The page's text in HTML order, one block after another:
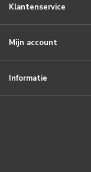
Klantenservice
Mijn account
Informatie